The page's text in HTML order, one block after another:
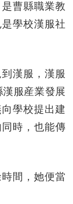
曹縣職業教
學校漢服社
漢服，漢服
漢服産業發展
向學校提出建
時，也能傳
間，她便當